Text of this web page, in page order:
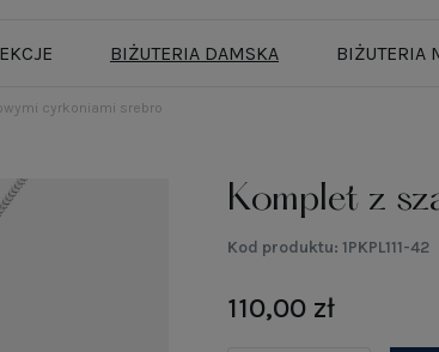
BIŻUTERIA DAMSKA BIŻUTERIA
cyrkoniami srebro
Komplet z
Kod produktu: 1PKPL111-42
110,00 zł